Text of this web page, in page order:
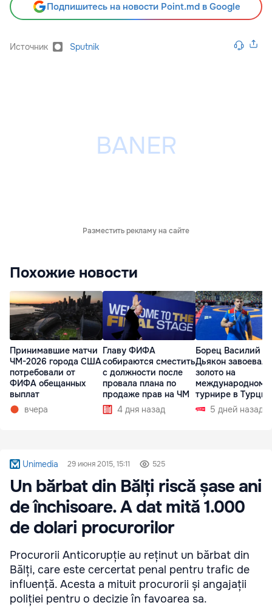
Подпишитесь на новости Point.md в Google
Источник Sputnik
Разместить рекламу на сайте
Похожие новости
Принимавшие матчи
ЧМ-2026 города США
потребовали от
ФИФА обещанных
выплат
вчера
Главу ФИФА
собираются сместить
с должности после
провала плана по
продаже прав на ЧМ
4 дня назад
Борец Василий
Дьякон завоевал
золото на
международном
турнире в Турции
5 дней назад
Unimedia 29 июня 2015, 15:11 525
Un bărbat din Bălți riscă șase ani
de închisoare. A dat mită 1.000
de dolari procurorilor
Procurorii Anticorupție au reținut un bărbat din
Bălți, care este cercertat penal pentru trafic de
influență. Acesta a mituit procurorii și angajații
poliției pentru o decizie în favoarea sa.